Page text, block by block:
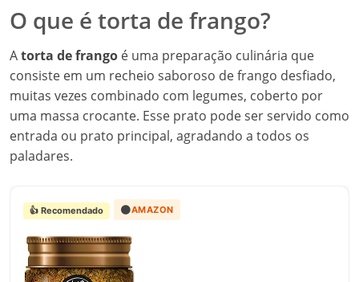
O que é torta de frango?
Atorta de frango é uma preparação culinária que
consiste em um recheio saboroso de frango desfiado,
muitas vezes combinado com legumes, coberto por
uma massa crocante. Esse prato pode ser servido como
entrada ou prato principal, agradando a todos os
paladares.
👍 Recomendado 🟠AMAZON